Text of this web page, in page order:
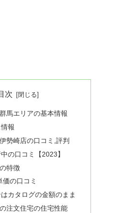
次
馬エリアの基本情報
報
勢崎店の口コミ,評判
の口コミ【2023】
特徴
価の口コミ
カタログの金額のまま
注文住宅の住宅性能